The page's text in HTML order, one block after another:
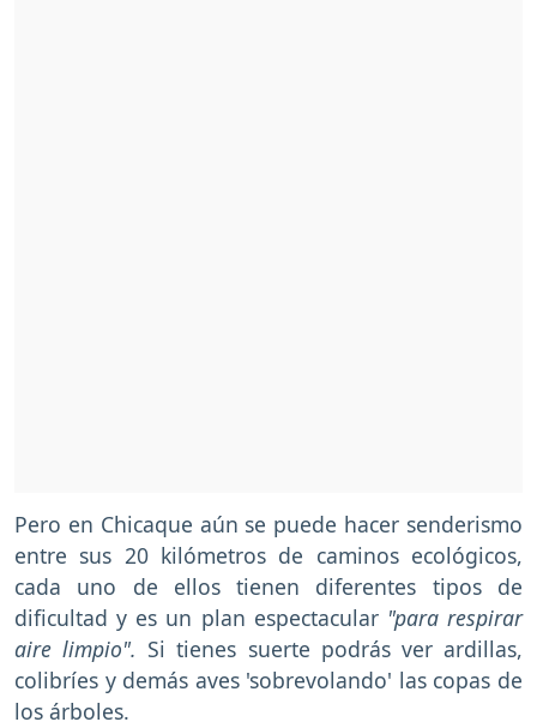
Pero en Chicaque aún se puede hacer senderismo
entre sus 20 kilómetros de caminos ecológicos,
cada uno de ellos tienen diferentes tipos de
dificultad y es un plan espectacular "para respirar
aire limpio". Si tienes suerte podrás ver ardillas,
colibríes y demás aves 'sobrevolando' las copas de
los árboles.